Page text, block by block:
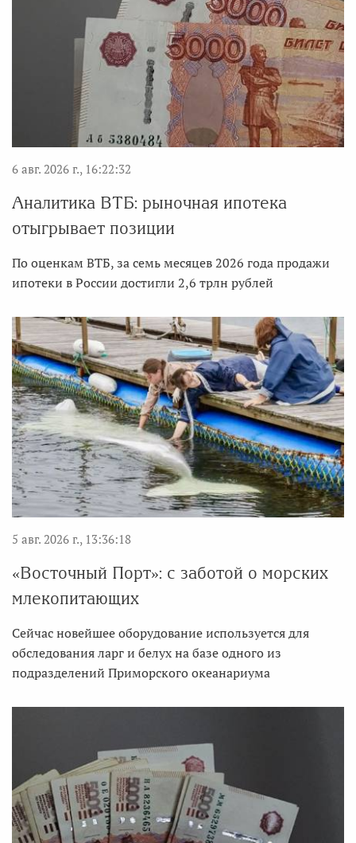
6 авг. 2026 г., 16:22:32
Аналитика ВТБ: рыночная ипотека
отыгрывает позиции
По оценкам ВТБ, за семь месяцев 2026 года продажи
ипотеки в России достигли 2,6 трлн рублей
5 авг. 2026 г., 13:36:18
«Восточный Порт»: с заботой о морских
млекопитающих
Сейчас новейшее оборудование используется для
обследования ларг и белух на базе одного из
подразделений Приморского океанариума